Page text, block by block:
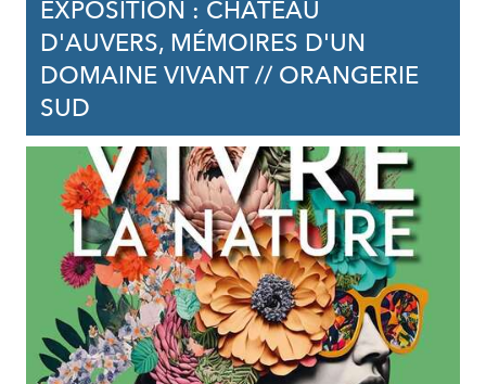
EXPOSITION : CHÂTEAU
D'AUVERS, MÉMOIRES D'UN
DOMAINE VIVANT // ORANGERIE
SUD